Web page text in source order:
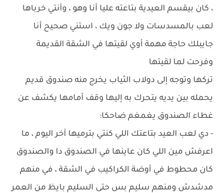
، كان بيقسم العيدية بتاعته عليا أنا وهو ، وأنتي خرباها
لعب بالمسدسات ولا جون ويك ، استني صحيح أنا
جايبلك حاجة مهمة أوي لقيتها في الشقة القديمة
وفرحت لما لقيتها
تركها وتوجه إلى دولاب الثياب يخرج منه صندوق قديم
يحمله بين يديه يتحرك به إليها وقف أمامها يكشف عن
غطاء الصندوق يغمغم ضاحكا:
- دي لعب العيد بتاعتك اللي كنتي بترميها آخر اليوم ، ما
اعرفش مين اللي كان عاينها في الصندوق دا والصندوق
كان محطوط في أوضة الكراكيب في الشقة ، في منهم
مدشدش ومنهم سليم بس حتى السليم بايظ من العمر